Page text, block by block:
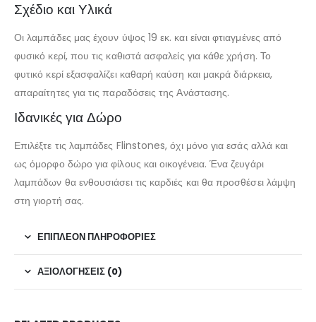
Σχέδιο και Υλικά
Οι λαμπάδες μας έχουν ύψος 19 εκ. και είναι φτιαγμένες από
φυσικό κερί, που τις καθιστά ασφαλείς για κάθε χρήση. Το
φυτικό κερί εξασφαλίζει καθαρή καύση και μακρά διάρκεια,
απαραίτητες για τις παραδόσεις της Ανάστασης.
Ιδανικές για Δώρο
Επιλέξτε τις λαμπάδες Flinstones, όχι μόνο για εσάς αλλά και
ως όμορφο δώρο για φίλους και οικογένεια. Ένα ζευγάρι
λαμπάδων θα ενθουσιάσει τις καρδιές και θα προσθέσει λάμψη
στη γιορτή σας.
ΕΠΙΠΛΈΟΝ ΠΛΗΡΟΦΟΡΊΕΣ
ΑΞΙΟΛΟΓΉΣΕΙΣ (0)